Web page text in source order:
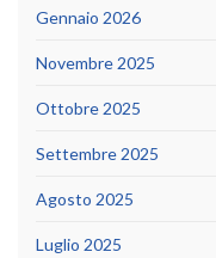
Gennaio 2026
Novembre 2025
Ottobre 2025
Settembre 2025
Agosto 2025
Luglio 2025